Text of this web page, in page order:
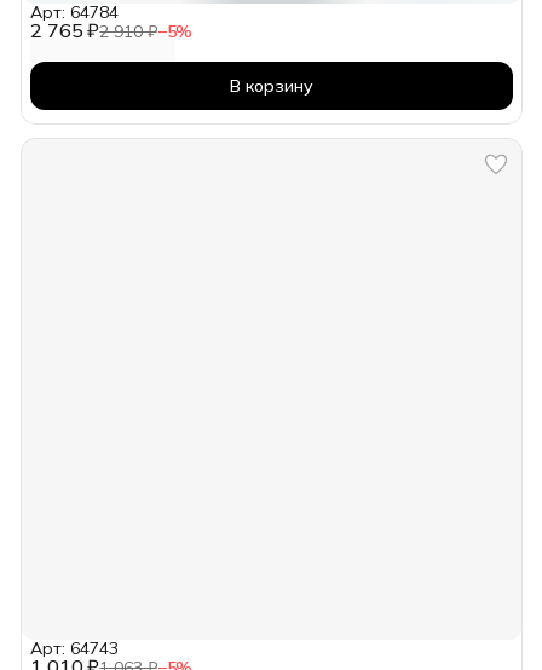
2 765 ₽2 910 ₽−5%
Арт: 64784
В корзину
Арт: 64743